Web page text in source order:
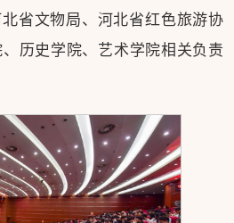
省文物局、河北省红色旅游协
历史学院、艺术学院相关负责